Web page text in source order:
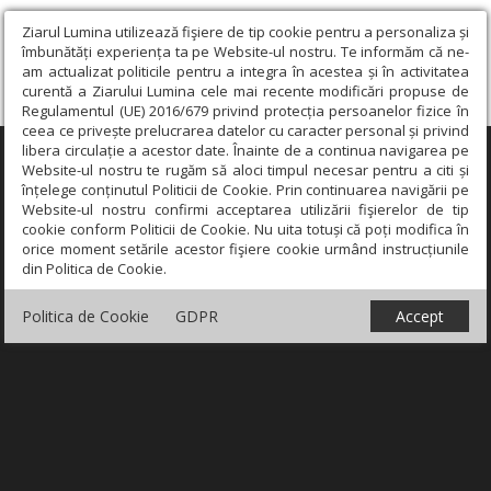
Ziarul Lumina utilizează fişiere de tip cookie pentru a personaliza și
îmbunătăți experiența ta pe Website-ul nostru. Te informăm că ne-
am actualizat politicile pentru a integra în acestea și în activitatea
curentă a Ziarului Lumina cele mai recente modificări propuse de
Regulamentul (UE) 2016/679 privind protecția persoanelor fizice în
ceea ce privește prelucrarea datelor cu caracter personal și privind
libera circulație a acestor date. Înainte de a continua navigarea pe
Website-ul nostru te rugăm să aloci timpul necesar pentru a citi și
înțelege conținutul Politicii de Cookie. Prin continuarea navigării pe
Website-ul nostru confirmi acceptarea utilizării fişierelor de tip
cookie conform Politicii de Cookie. Nu uita totuși că poți modifica în
orice moment setările acestor fişiere cookie urmând instrucțiunile
din Politica de Cookie.
Politica de Cookie GDPR Accept
×